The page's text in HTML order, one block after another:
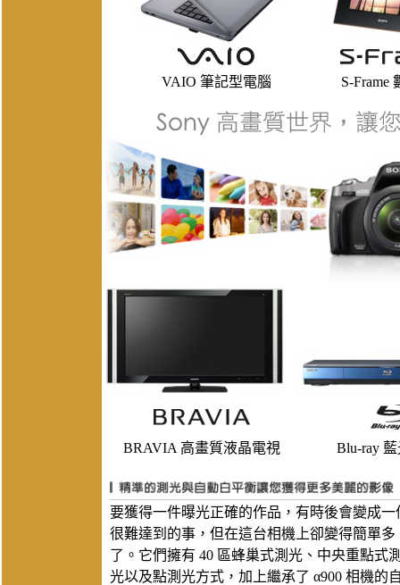
VAIO 筆記型電腦 S-Frame
BRAVIA 高畫質液晶電視 Blu-ray
要獲得一件曝光正確的作品，有時後會變成一
很難達到的事，但在這台相機上卻變得簡單多
了。它們擁有 40 區蜂巢式測光、中央重點式
光以及點測光方式，加上繼承了 α900 相機的